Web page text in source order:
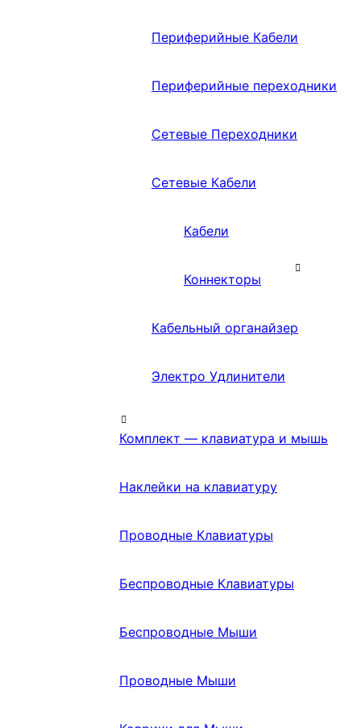
Периферийные Кабели
Периферийные переходники
Сетевые Переходники
Сетевые Кабели
Кабели
Коннекторы
Кабельный органайзер
Электро Удлинители
Комплект — клавиатура и мышь
Наклейки на клавиатуру
Проводные Клавиатуры
Беспроводные Клавиатуры
Беспроводные Мыши
Проводные Мыши